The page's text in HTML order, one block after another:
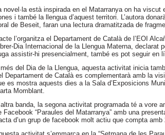
novel·la està inspirada en el Matarranya on ha
i també la llengua d’aquest territori. L’autora
de Beseit, faran una lectura dramatitzada de
l’organitza el Departament de Català de l’EOI
Dia Internacional de la Llengua Materna,
assistir-hi presencialment, també es pot seguir en
del Dia de la Llengua, aquesta activitat inicia
Departament de Català es complementarà amb la
es mostra aquests dies a la Sala d’Exposicions
Momblant.
banda, la segona activitat programada té a vore
Facebook “Paraules del Matarranya” amb una
d’un grup de facebook molt actiu que compta